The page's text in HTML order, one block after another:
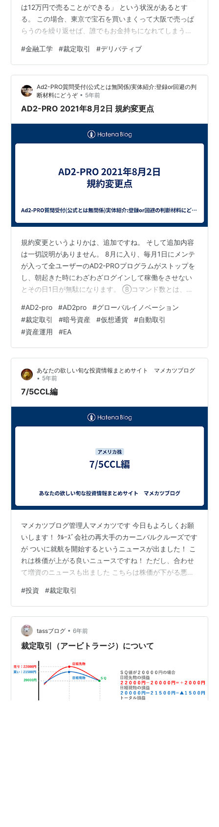
は12万円で売ることができる」 という状況があるとす
る。 この場合、東京で宝石を買いまくって大阪で売っぱ
らうのを繰り返せば、誰でもお金持ちになれてしまう。
て言う。 だけど、裁定取引が存在することがバレてしま
うと、みんな大阪で宝石を売るから、大阪には宝石がた
くさん流通して、結果的に宝石の値段は安くなってい
く。（需要と供給の関係） 大阪での宝石の価格が10万円
になると、東京で宝石を10万円で買っても利益が出ない
ので、取引をする人はいなくなって…
#金融工学 #裁定取引 #デリバティブ
Ad2-PRO質問受付(公式とは無関係)実体紹介:登録or回避の判
断材料にどうぞ • 5年前
AD2-PRO 2021年8月2日 規約変更点
規約変更というよりかは、追加ですね。 そして追加内容
は一切説明がありません。 8月に入り、毎月1日にメンテ
が入って全ユーザーのAD2-PROプログラムがストップを
し、朝起きた時にわざわざログインして稼働をさせない
とその日1日が無駄になります。 ⑧コマンド数とは、実
すが、取引は市況に左右されますので必ずしもコマンド
が消費されるものではなく、また付与されたコマンド数
分消費されることを保証するものではございません。
#AD2-pro #AD2pro #グローバルイノベーション
#裁定取引 #暗号資産 #仮想通貨 #自動取引
#資産運用 #EA
あなたの欲しい旬な投資情報まとめサイト マメカツブログ
• 5年前
7/5CCL編
マメカツブログ管理人マメカツです 今日もよろしくお願
いします！ ｸﾙｰｽﾞ会社の再大手のカーニバルクルーズです
が ついに就航を開始するというニュースが出ました！ こ
れは株価が上がる良いニュースですね！ ただし、合わせ
て増資のニュースも出ました こちらは株価が下がる悪い
す CCL アメリカ上場ｶｰﾆﾊﾞﾙｸﾙｰｽﾞ株 CUK イギリス上場ｶｰ
ﾆﾊﾞﾙｸﾙｰｽﾞ株 同じ会社の株ですがアメリカとイギリス両方
に上場しているようです CCLとCUKの価格差が出た場合
のみ増資するという方針らしく そこを利用して CCLを売
り CUKを買い 同じ金額で上記ポ…
#投資 #裁定取引
tassブログ • 6年前
裁定取引（アービトラージ）について